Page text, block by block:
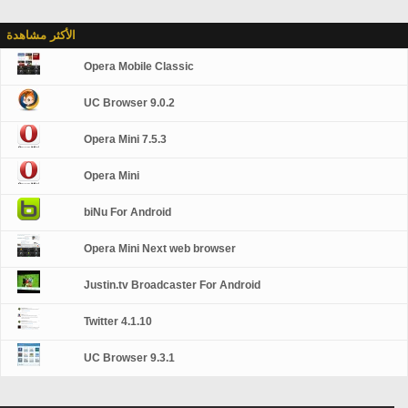
الأكثر مشاهدة
Opera Mobile Classic
UC Browser 9.0.2
Opera Mini 7.5.3
Opera Mini
biNu For Android
Opera Mini Next web browser
Justin.tv Broadcaster For Android
Twitter 4.1.10
UC Browser 9.3.1